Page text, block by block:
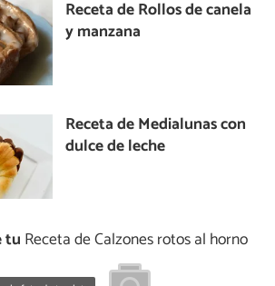
Receta de Rollos de canela
y manzana
Receta de Medialunas con
dulce de leche
tu Receta de Calzones rotos al horno